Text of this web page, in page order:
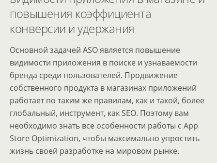
повышения коэффициента
конверсии и удержания
Основной задачей ASO является повышение
видимости приложения в поиске и узнаваемости
бренда среди пользователей. Продвижение
собственного продукта в магазинах приложений
работает по таким же правилам, как и такой, более
глобальный, инструмент, как SEO. Поэтому вам
необходимо знать все особенности работы с App
Store Optimization, чтобы максимально упростить
жизнь своей разработке на мировом рынке.